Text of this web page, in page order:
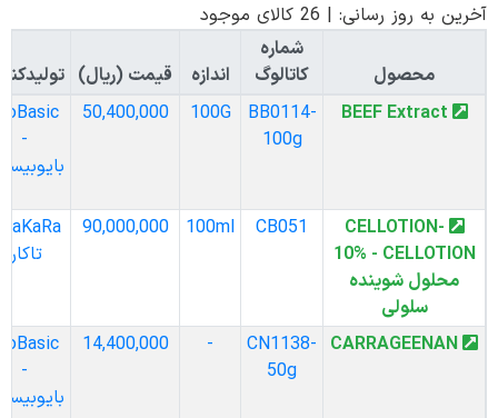
آخرین به روز رسانی:| 26 کالای موجود
محصول
شماره
کاتالوگ
اندازه قیمت (ریال)
BEEF Extract
BB0114-
100g
100G
50,400,000
CELLOTION-
10% - CELLOTION
محلول شوینده
سلولی
CB051
100ml
90,000,000
تاکارا
CARRAGEENAN
CN1138-
50g
14,400,000